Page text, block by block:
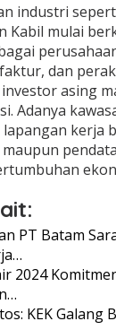
n
a
industri
Kabil mulai
dan
asing
Adanya
kerja
PT Batam
2024
KEK Galang